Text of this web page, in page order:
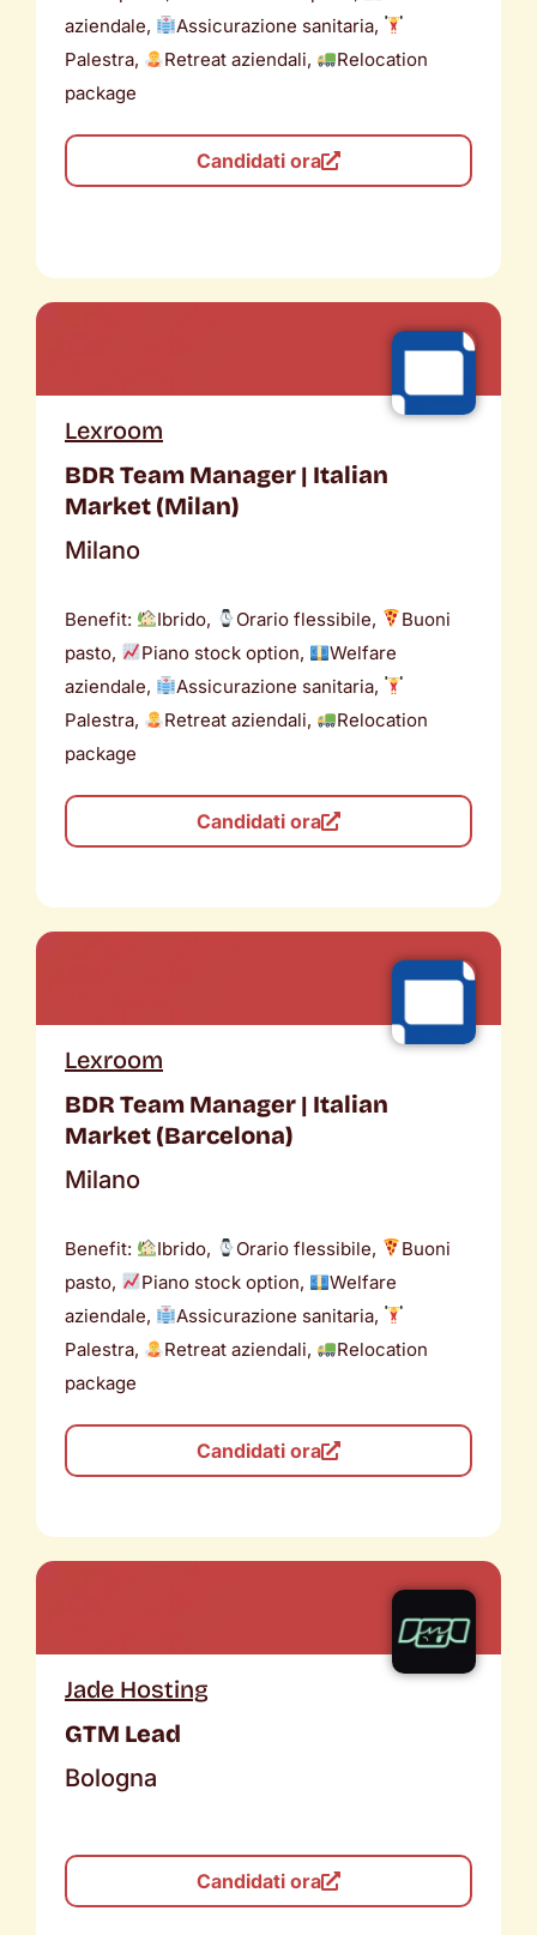
aziendale,
Assicurazione sanitaria,
Palestra,
Retreat aziendali,
Relocation
package
Candidati ora
Lexroom
BDR Team Manager | Italian
Market (Milan)
Milano
Benefit: Ibrido, Orario flessibile,
Buoni
pasto,
Piano stock option,
Welfare
aziendale,
Assicurazione sanitaria,
Palestra,
Retreat aziendali,
Relocation
package
Candidati ora
Lexroom
BDR Team Manager | Italian
Market (Barcelona)
Milano
Benefit: Ibrido, Orario flessibile,
Buoni
pasto,
Piano stock option,
Welfare
aziendale,
Assicurazione sanitaria,
Palestra,
Retreat aziendali,
Relocation
package
Candidati ora
Jade Hosting
GTM Lead
Bologna
Candidati ora